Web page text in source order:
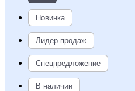
Новинка
Лидер продаж
Спецпредложение
В наличии